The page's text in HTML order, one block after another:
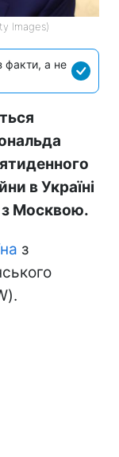
Images)
факти, а не
в Україні
з Москвою.
з